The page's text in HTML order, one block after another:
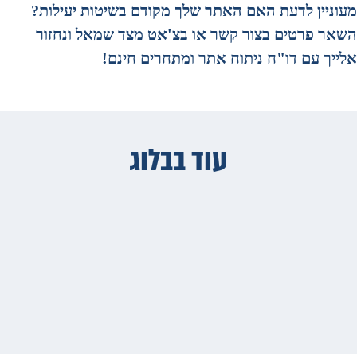
מעוניין לדעת האם האתר שלך מקודם בשיטות יעילות?
השאר פרטים בצור קשר או בצ'אט מצד שמאל ונחזור
אלייך עם דו"ח ניתוח אתר ומתחרים חינם!
עוד בבלוג